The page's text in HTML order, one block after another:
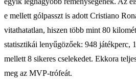
e mellett gólpasszt is adott Cristiano
vitathatatlan, hiszen több mint 80
statisztikái lenyűgözőek: 948 játékperc,
mellett 8 sikeres cselekedet. Ekkora
meg az MVP-trófeát.